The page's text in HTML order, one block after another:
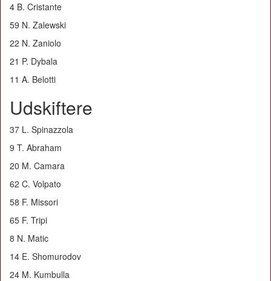
4 B. Cristante
59 N. Zalewski
22 N. Zaniolo
21 P. Dybala
11 A. Belotti
Udskiftere
37 L. Spinazzola
9 T. Abraham
20 M. Camara
62 C. Volpato
58 F. Missori
65 F. Tripi
8 N. Matic
14 E. Shomurodov
24 M. Kumbulla